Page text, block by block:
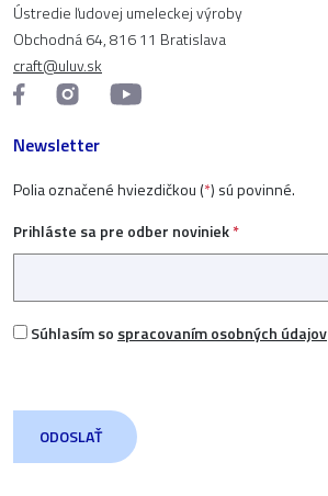
Ústredie ľudovej umeleckej výroby
Obchodná 64, 816 11 Bratislava
craft@uluv.sk
Newsletter
Polia označené hviezdičkou (*) sú povinné.
Prihláste sa pre odber noviniek*
Súhlasím so spracovaním osobných údajov